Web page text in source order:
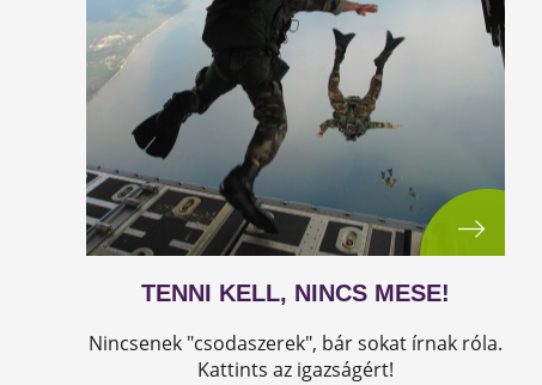
TENNI KELL, NINCS MESE!
Nincsenek "csodaszerek", bár sokat írnak róla.
Kattints az igazságért!